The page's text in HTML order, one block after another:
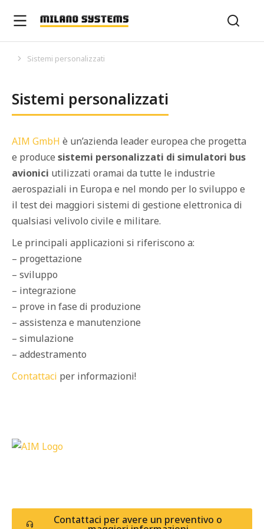
Tu sei qui:
Sistemi personalizzati
Sistemi personalizzati
AIM GmbH è un’azienda leader europea che progetta
e produce sistemi personalizzati di simulatori bus
avionici utilizzati oramai da tutte le industrie
aerospaziali in Europa e nel mondo per lo sviluppo e
il test dei maggiori sistemi di gestione elettronica di
qualsiasi velivolo civile e militare.
Le principali applicazioni si riferiscono a:
– progettazione
– sviluppo
– integrazione
– prove in fase di produzione
– assistenza e manutenzione
– simulazione
– addestramento
Contattaci per informazioni!
Contattaci per avere un preventivo o